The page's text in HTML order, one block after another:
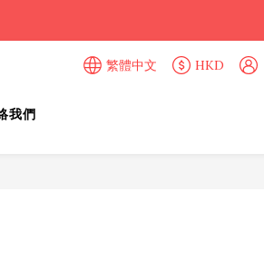
繁體中文 HKD
我們